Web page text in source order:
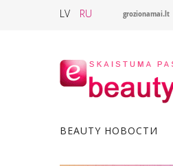
LV RU grozionamai.lt
BEAUTY НОВОСТИ